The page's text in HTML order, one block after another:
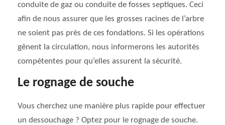
conduite de gaz ou conduite de fosses septiques. Ceci
afin de nous assurer que les grosses racines de l’arbre
ne soient pas près de ces fondations. Si les opérations
gênent la circulation, nous informerons les autorités
compétentes pour qu’elles assurent la sécurité.
Le rognage de souche
Vous cherchez une manière plus rapide pour effectuer
un dessouchage ? Optez pour le rognage de souche.